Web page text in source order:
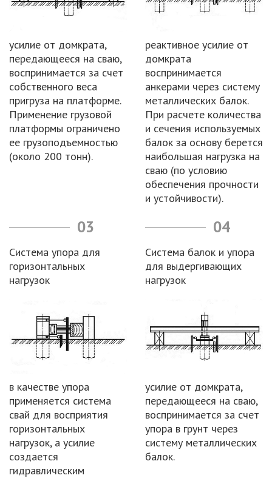
усилие от домкрата,
передающееся на сваю,
воспринимается за счет
собственного веса
пригруза на платформе.
Применение грузовой
платформы ограничено
ее грузоподъемностью
(около 200 тонн).
реактивное усилие от
домкрата
воспринимается
анкерами через систему
металлических балок.
При расчете количества
и сечения используемых
балок за основу берется
наибольшая нагрузка на
сваю (по условию
обеспечения прочности
и устойчивости).
03
Система упора для
горизонтальных
нагрузок
в качестве упора
применяется система
свай для восприятия
горизонтальных
нагрузок, а усилие
создается
гидравлическим
04
Система балок и упора
для выдергивающих
нагрузок
усилие от домкрата,
передающееся на сваю,
воспринимается за счет
упора в грунт через
систему металлических
балок.